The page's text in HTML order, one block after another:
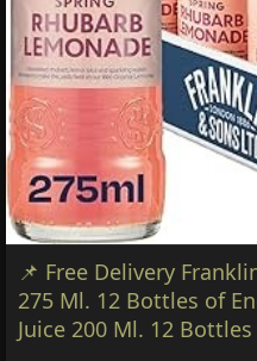
📌 Free Delivery
275 Ml. 12 Bottles of
Juice 200 Ml. 12 Bottles